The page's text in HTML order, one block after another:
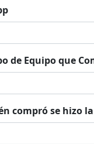
de Equipo que
compró se hizo